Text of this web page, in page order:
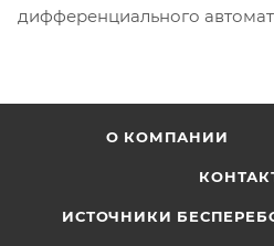
дифференциального
О КОМПАНИИ
ИСТОЧНИКИ